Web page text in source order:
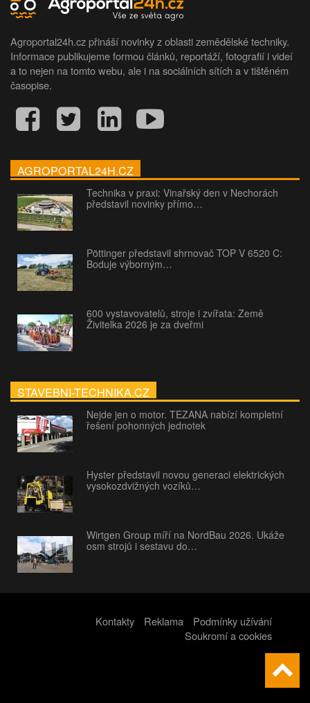
Agroportal24h.cz přináší novinky z oblasti zemědělské techniky.
Informace publikujeme formou článků, reportáží, fotografií i videí
a to nejen na tomto webu, ale i na sociálních sítích a v tištěném
časopise.
AGROPORTAL24H.CZ
Technika v praxi: Vinařský den v Nechorách
představil novinky přímo…
Pöttinger představil shrnovač TOP V 6520 C:
Boduje výborným…
600 vystavovatelů, stroje i zvířata: Země
Živitelka 2026 je za dveřmi
STAVEBNI-TECHNIKA.CZ
Nejde jen o motor. TEZANA nabízí kompletní
řešení pohonných jednotek
Hyster představil novou generaci elektrických
vysokozdvižných vozíků…
Wirtgen Group míří na NordBau 2026. Ukáže
osm strojů i sestavu do…
Kontakty Reklama
Podmínky užívání
Soukromí a cookies